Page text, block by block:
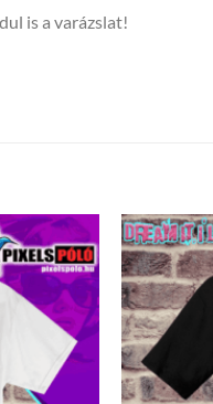
is a varázslat!